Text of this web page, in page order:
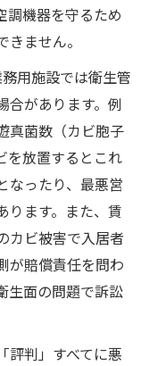
調機器を守るため
ません。
務用施設では衛生管
合があります。例
真菌数（カビ胞子
を放置するとこれ
なったり、最悪営
ります。また、賃
カビ被害で入居者
が賠償責任を問わ
生面の問題で訴訟
評判」すべてに悪